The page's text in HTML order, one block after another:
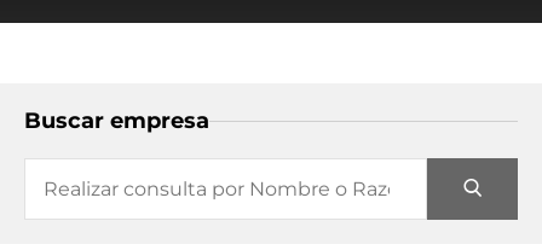
Buscar empresa